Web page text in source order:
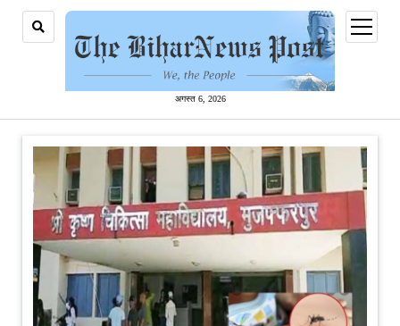
अगस्त 6, 2026
open
menu